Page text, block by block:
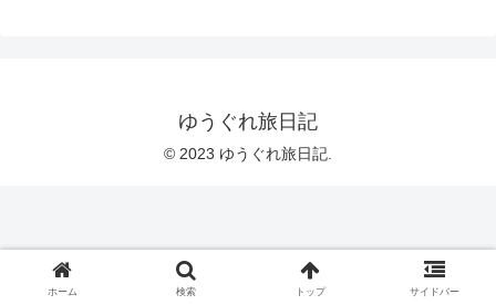
ゆうぐれ旅日記
© 2023 ゆうぐれ旅日記.
ホーム 検索 トップ サイドバー